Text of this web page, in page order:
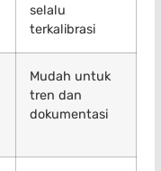
selalu
terkalibrasi
Mudah untuk
tren dan
dokumentasi